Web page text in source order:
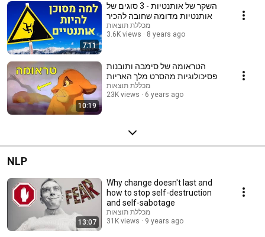
7:11
השקר של אותנטיות - 3 סוגים של
אותנטיות מדומה שחובה להכיר
מכללת תוצאות
3.6K views
8 years ago
10:19
הטראומה של סימבה ותובנות
פסיכולוגיות מהסרט מלך האריות
מכללת תוצאות
23K views
6 years ago
NLP
13:07
Why change doesn't last and
how to stop self-destruction
and self-sabotage
מכללת תוצאות
31K views
9 years ago